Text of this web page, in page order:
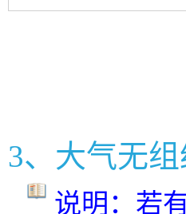
3、大气无
说明：若